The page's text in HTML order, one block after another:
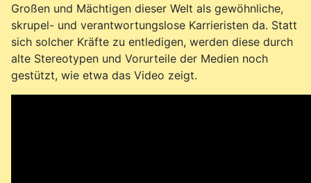
Großen und Mächtigen dieser Welt als gewöhnliche,
skrupel- und verantwortungslose Karrieristen da. Statt
sich solcher Kräfte zu entledigen, werden diese durch
alte Stereotypen und Vorurteile der Medien noch
gestützt, wie etwa das Video zeigt.